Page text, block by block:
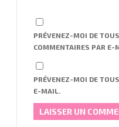
PRÉVENEZ-MOI DE
COMMENTAIRES PAR E-
PRÉVENEZ-MOI DE
E-MAIL.